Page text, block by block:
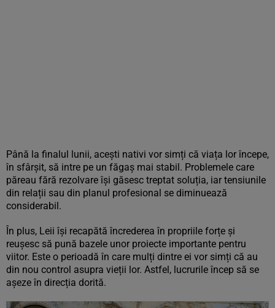
Până la finalul lunii, acești nativi vor simți că viața lor începe,
în sfârșit, să intre pe un făgaș mai stabil. Problemele care
păreau fără rezolvare își găsesc treptat soluția, iar tensiunile
din relații sau din planul profesional se diminuează
considerabil.
În plus, Leii își recapătă încrederea în propriile forțe și
reușesc să pună bazele unor proiecte importante pentru
viitor. Este o perioadă în care mulți dintre ei vor simți că au
din nou control asupra vieții lor. Astfel, lucrurile încep să se
așeze în direcția dorită.